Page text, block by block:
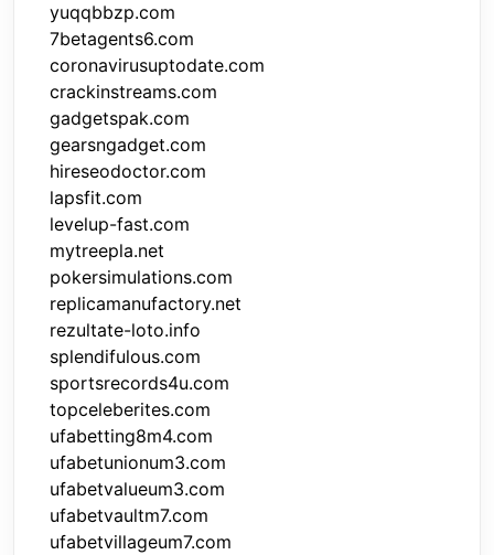
yuqqbbzp.com
7betagents6.com
coronavirusuptodate.com
crackinstreams.com
gadgetspak.com
gearsngadget.com
hireseodoctor.com
lapsfit.com
levelup-fast.com
mytreepla.net
pokersimulations.com
replicamanufactory.net
rezultate-loto.info
splendifulous.com
sportsrecords4u.com
topceleberites.com
ufabetting8m4.com
ufabetunionum3.com
ufabetvalueum3.com
ufabetvaultm7.com
ufabetvillageum7.com